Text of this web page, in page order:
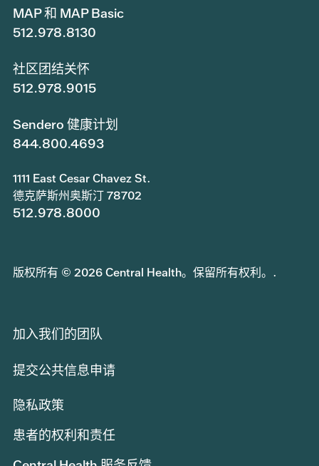
MAP 和 MAP Basic
512.978.8130
社区团结关怀
512.978.9015
Sendero 健康计划
844.800.4693
1111 East Cesar Chavez St.
德克萨斯州奥斯汀 78702
512.978.8000
版权所有 © 2026 Central Health。保留所有权利。.
加入我们的团队
提交公共信息申请
隐私政策
患者的权利和责任